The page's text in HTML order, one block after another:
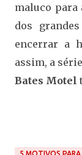
maluco
dos
encerrar a
assim, a
Bates Motel